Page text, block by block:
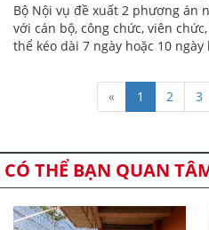
Bộ Nội vụ đề xuất 2 phương án
với cán bộ, công chức, viên
thể kéo dài 7 ngày hoặc 10
« 1 2 3
CÓ THỂ BẠN QUAN